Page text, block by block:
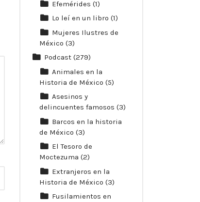
Efemérides (1)
Lo leí en un libro (1)
Mujeres Ilustres de
México (3)
Podcast(279)
Animales en la
Historia de México (5)
Asesinos y
delincuentes famosos (3)
Barcos en la historia
de México (3)
El Tesoro de
Moctezuma (2)
Extranjeros en la
Historia de México (3)
Fusilamientos en